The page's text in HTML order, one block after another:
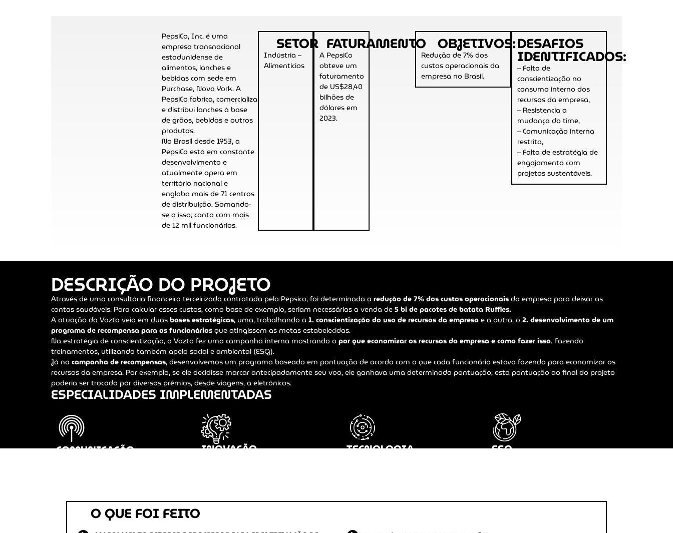
PepsiCo, Inc. é uma
empresa transnacional
estadunidense de
alimentos, lanches e
bebidas com sede em
Purchase, Nova York. A
PepsiCofabrica, comercializa
e distribui lanchesà base
de grãos, bebidas e outros
produtos.
No Brasil desde 1953, a
PepsiCo está em constante
desenvolvimentoe
atualmente opera em
território nacional e
engloba mais de 71 centros
de distribuição. Somando-
se a isso, conta com mais
de 12 mil funcionários.
SETOR
Indústria –
Alimentícios
FATURAMENTO
A PepsiCo
obteve um
faturamento
de US$28,40
bilhões de
dólares em
2023.
OBJETIVOS:
Redução de 7% dos
custos operacionais da
empresa no Brasil.
DESAFIOS
IDENTIFICADOS:
– Falta de
conscientização no
consumo interno dos
recursos da empresa,
– Resistencia a
mudança do time,
– Comunicação interna
restrita,
– Falta de estratégia de
engajamento com
projetos sustentáveis.
DESCRIÇÃO DO PROJETO
Através de uma consultoria financeira terceirizada contratada pela Pepsico, foi determinada a redução de 7% dos custos operacionaisda empresa para deixar as
contas saudáveis. Para calcular esses custos, como base de exemplo, seriam necessárias a venda de5 bi de pacotes de batata Ruffles.
A atuação da Vazto veio em duasbases estratégicas, uma, trabalhando a 1. conscientização do uso de recursos da empresae a outra, o2. desenvolvimento de um
programa de recompensa para os funcionáriosque atingissem as metas estabelecidas.
Na estratégia de conscientização, a Vazto fez uma campanha interna mostrando opor que economizar os recursos da empresa e como fazer isso. Fazendo
treinamentos, utilizando também apelo social e ambiental (ESG).
Já na campanha de recompensas, desenvolvemos um programa baseado em pontuação de acordo com o que cada funcionário estava fazendo para economizar os
recursos da empresa. Por exemplo, se ele decidisse marcar antecipadamente seu voo, ele ganhava uma determinada pontuação, esta pontuação ao final do projeto
poderia ser trocada por diversos prêmios, desde viagens, a eletrônicos.
ESPECIALIDADES IMPLEMENTADAS
COMUNICAÇÃO INOVAÇÃO TECNOLOGIA ESG
O QUE FOI FEITO